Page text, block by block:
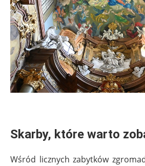
Skarby, które warto
Wśród licznych zabytków